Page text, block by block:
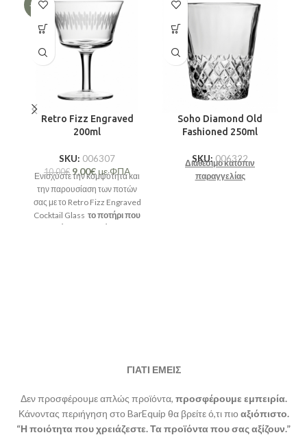
-10%
Retro Fizz Engraved
200ml
SKU: 006307
10,00€ 9,00€ με ΦΠΑ
Ενισχύστε την κομψότητα και
την παρουσίαση των ποτών
σας με το Retro Fizz Engraved
Cocktail Glass το ποτήρι που
Soho Diamond Old
Fashioned 250ml
SKU: 006322
Διαθέσιμο κατόπιν
παραγγελίας
ΓΙΑΤΙ ΕΜΕΙΣ
Δεν προσφέρουμε απλώς προϊόντα, προσφέρουμε εμπειρία.
Κάνοντας περιήγηση στο BarEquip θα βρείτε ό,τι πιο αξιόπιστο.
“Η ποιότητα που χρειάζεστε. Τα προϊόντα που σας αξίζουν.”